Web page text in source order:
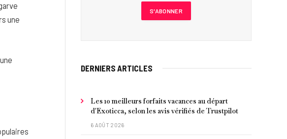
une
DERNIERS ARTICLES
Les 10 meilleurs forfaits vacances au départ
d'Exoticca, selon les avis vérifiés de Trustpilot
6 AOÛT 2026